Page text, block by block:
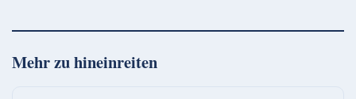
Mehr zuhineinreiten